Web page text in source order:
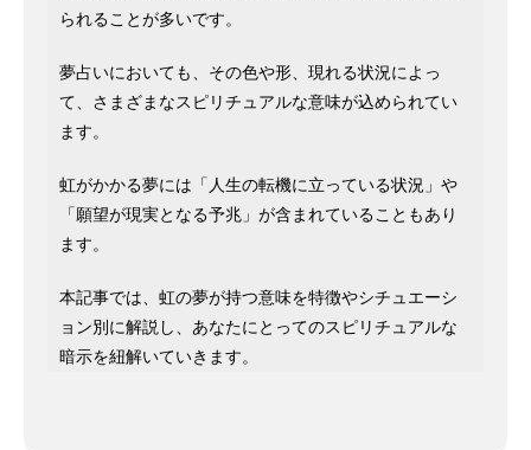
られることが多いです。
夢占いにおいても、その色や形、現れる状況によっ
て、さまざまなスピリチュアルな意味が込められてい
ます。
虹がかかる夢には「人生の転機に立っている状況」や
「願望が現実となる予兆」が含まれていることもあり
ます。
本記事では、虹の夢が持つ意味を特徴やシチュエーシ
ョン別に解説し、あなたにとってのスピリチュアルな
暗示を紐解いていきます。